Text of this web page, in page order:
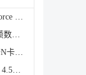
小身材有大能量!七彩虹iGame GeForce RTX 5070 Ti Ult
10分钟设置全攻略! 不换显卡也能帧数翻倍
学会这些实用大招 不超频也能榨干N卡显卡性能
40系显卡也能无痛升级体验! DLSS 4.5让新显卡如虎添翼